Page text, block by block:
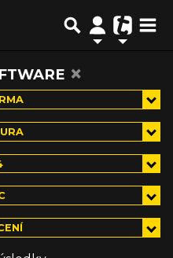
×